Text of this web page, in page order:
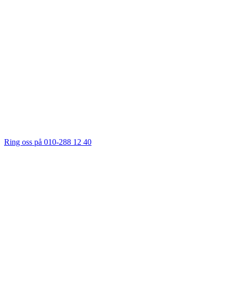
Ring oss på 010-288 12 40